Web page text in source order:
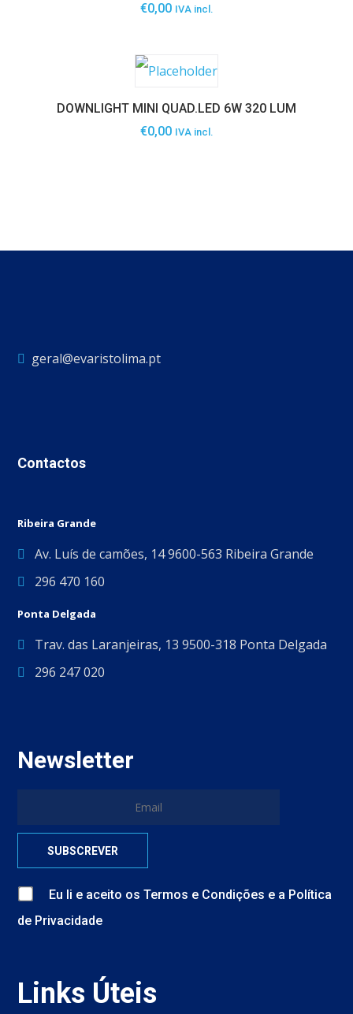
€0,00 IVA incl.
DOWNLIGHT MINI QUAD.LED 6W 320 LUM
€0,00 IVA incl.
geral@evaristolima.pt
Contactos
Ribeira Grande
Av. Luís de camões, 14 9600-563 Ribeira Grande
296 470 160
Ponta Delgada
Trav. das Laranjeiras, 13 9500-318 Ponta Delgada
296 247 020
Newsletter
Eu li e aceito osTermos e Condições e a Política
de Privacidade
Links Úteis